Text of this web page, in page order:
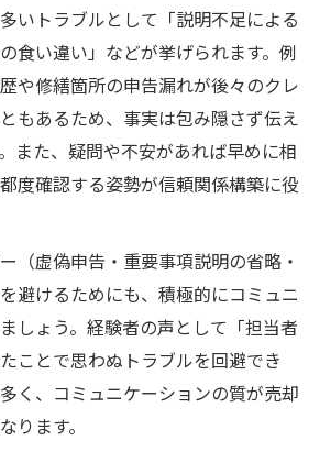
いトラブルとして「説明不足による
食い違い」などが挙げられます。例
や修繕箇所の申告漏れが後々のクレ
もあるため、事実は包み隠さず伝え
また、疑問や不安があれば早めに相
度確認する姿勢が信頼関係構築に役
（虚偽申告・重要事項説明の省略・
避けるためにも、積極的にコミュニ
しょう。経験者の声として「担当者
ことで思わぬトラブルを回避でき
く、コミュニケーションの質が売却
ります。